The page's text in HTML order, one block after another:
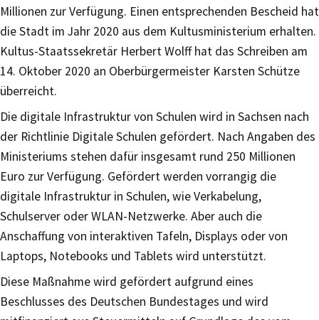
Millionen zur Verfügung. Einen entsprechenden Bescheid hat
die Stadt im Jahr 2020 aus dem Kultusministerium erhalten.
Kultus-Staatssekretär Herbert Wolff hat das Schreiben am
14. Oktober 2020 an Oberbürgermeister Karsten Schütze
überreicht.
Die digitale Infrastruktur von Schulen wird in Sachsen nach
der Richtlinie Digitale Schulen gefördert. Nach Angaben des
Ministeriums stehen dafür insgesamt rund 250 Millionen
Euro zur Verfügung. Gefördert werden vorrangig die
digitale Infrastruktur in Schulen, wie Verkabelung,
Schulserver oder WLAN-Netzwerke. Aber auch die
Anschaffung von interaktiven Tafeln, Displays oder von
Laptops, Notebooks und Tablets wird unterstützt.
Diese Maßnahme wird gefördert aufgrund eines
Beschlusses des Deutschen Bundestages und wird